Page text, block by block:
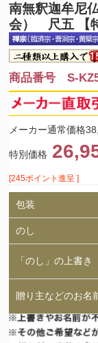
南無釈迦牟尼
会） 尺五 【
商品番号 S-
メーカー通常価格
特別価格
[245ポイント進呈 ]
包装
のし
「のし」の上書き
贈り主などのお名